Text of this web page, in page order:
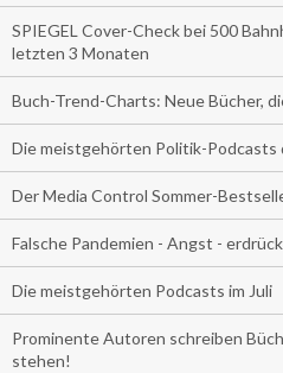
SPIEGEL Cover-Check bei 500
letzten 3 Monaten
Buch-Trend-Charts: Neue Bücher,
Die meistgehörten Politik-Podcasts
Der Media Control Sommer-
Falsche Pandemien - Angst -
Die meistgehörten Podcasts im Juli
Prominente Autoren schreiben
stehen!